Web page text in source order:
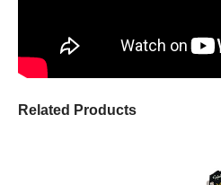
Related Products